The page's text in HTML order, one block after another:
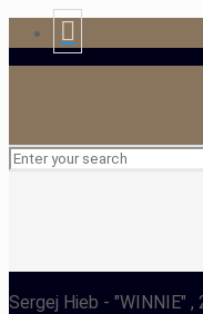
Sergej Hieb - "WINNIE" ,